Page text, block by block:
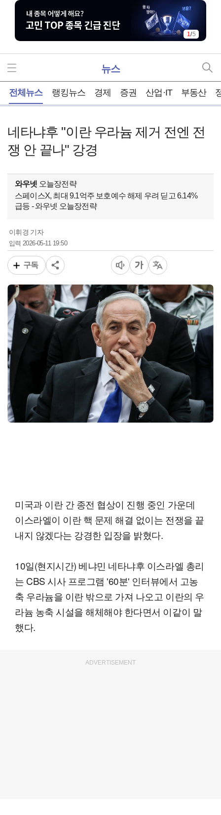
1/5
뉴스
전체뉴스 랭킹뉴스 경제 증권 산업·IT 부동산
네타냐후 "이란 우라늄 제거 전엔 전
쟁 안 끝나" 강경
와우넷 오늘장전략
스페이스X, 최대 9.1억주 보호예수 해제 우려 딛고 6.14%
급등 - 와우넷 오늘장전략
이휘경 기자
입력2026-05-11 19:50
구독
미국과 이란 간 종전 협상이 진행 중인 가운데
이스라엘이 이란 핵 문제 해결 없이는 전쟁을 끝
내지 않겠다는 강경한 입장을 밝혔다.
10일(현지시간) 베냐민 네타냐후 이스라엘 총리
는 CBS 시사 프로그램 '60분' 인터뷰에서 고농
축 우라늄을 이란 밖으로 가져 나오고 이란의 우
라늄 농축 시설을 해체해야 한다면서 이같이 말
했다.
ADVERTISEMENT